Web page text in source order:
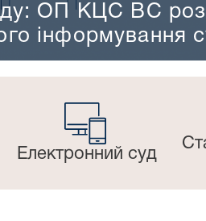
ВС роз’яснила
Електронний суд